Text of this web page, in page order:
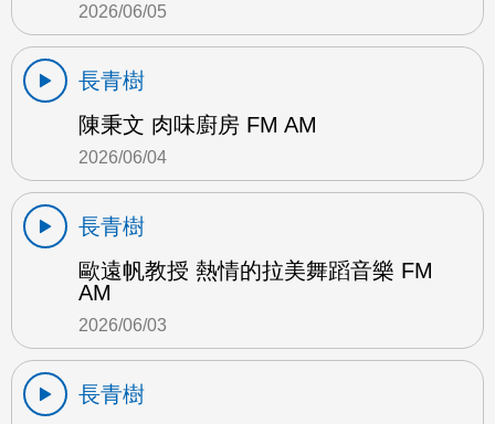
2026/06/05
長青樹
陳秉文 肉味廚房 FM AM
2026/06/04
長青樹
歐遠帆教授 熱情的拉美舞蹈音樂 FM
AM
2026/06/03
長青樹